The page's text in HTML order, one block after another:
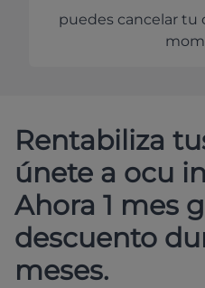
puedes cancelar tu
Rentabiliza
únete a ocu
Ahora 1 mes
descuento
meses.